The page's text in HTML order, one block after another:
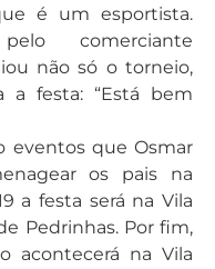
é um esportista.
comerciante
não só o torneio,
a festa: “Está bem
eventos que Osmar
os pais na
a festa será na Vila
Pedrinhas. Por fim,
acontecerá na Vila